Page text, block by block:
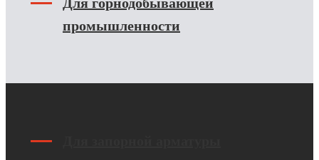
промышленности